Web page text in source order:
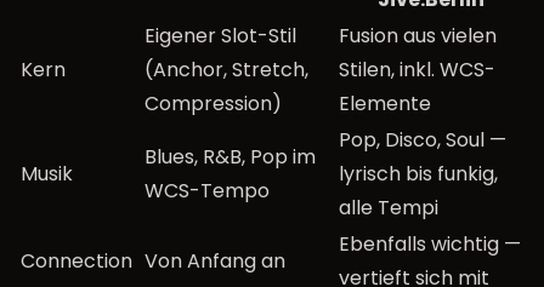
Kern
Eigener Slot-Stil
(Anchor, Stretch,
Compression)
Fusion aus vielen
Stilen, inkl. WCS-
Elemente
Musik
Blues, R&B, Pop im
WCS-Tempo
Pop, Disco, Soul —
lyrisch bis funkig,
alle Tempi
Connection Von Anfang an
Ebenfalls wichtig —
vertieft sich mit